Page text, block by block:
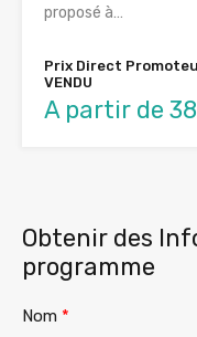
proposé à…
Prix Direct
VENDU
A partir de
Obtenir des
programme
Nom *